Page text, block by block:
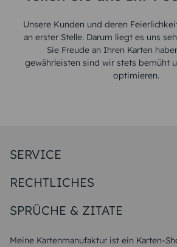
Unsere Kunden und deren
an erster Stelle. Darum liegt es uns
Sie Freude an Ihren Karten
gewährleisten sind wir stets bemüht
optimieren.
Meine Kartenmanufaktur ist ein Karten-
SERVICE
Papiersorten
Unsere Produktion
Magazin
FAQ
RECHTLICHES
Widerrufsbelehrung
SPRÜCHE & ZITATE
Liebeskummer Sprüche